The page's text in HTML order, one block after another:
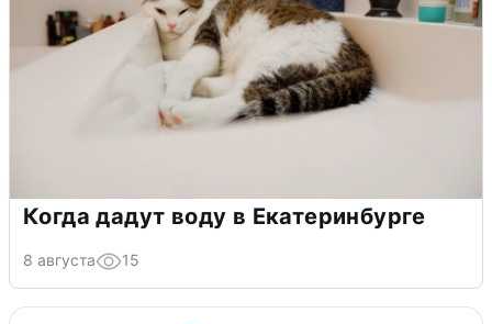
Когда дадут воду в Екатеринбурге
8 августа 15